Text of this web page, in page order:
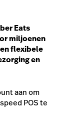
Eats
miljoenen
flexibele
en
aan om
POS te